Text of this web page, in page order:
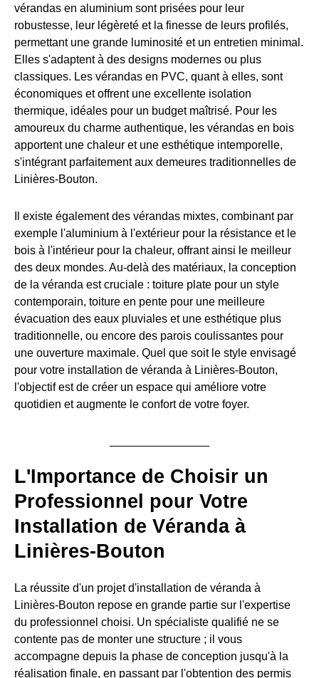
vérandas en aluminium sont prisées pour leur
robustesse, leur légèreté et la finesse de leurs profilés,
permettant une grande luminosité et un entretien minimal.
Elles s'adaptent à des designs modernes ou plus
classiques. Les vérandas en PVC, quant à elles, sont
économiques et offrent une excellente isolation
thermique, idéales pour un budget maîtrisé. Pour les
amoureux du charme authentique, les vérandas en bois
apportent une chaleur et une esthétique intemporelle,
s'intégrant parfaitement aux demeures traditionnelles de
Linières-Bouton.
Il existe également des vérandas mixtes, combinant par
exemple l'aluminium à l'extérieur pour la résistance et le
bois à l'intérieur pour la chaleur, offrant ainsi le meilleur
des deux mondes. Au-delà des matériaux, la conception
de la véranda est cruciale : toiture plate pour un style
contemporain, toiture en pente pour une meilleure
évacuation des eaux pluviales et une esthétique plus
traditionnelle, ou encore des parois coulissantes pour
une ouverture maximale. Quel que soit le style envisagé
pour votre installation de véranda à Linières-Bouton,
l'objectif est de créer un espace qui améliore votre
quotidien et augmente le confort de votre foyer.
L'Importance de Choisir un
Professionnel pour Votre
Installation de Véranda à
Linières-Bouton
La réussite d'un projet d'installation de véranda à
Linières-Bouton repose en grande partie sur l'expertise
du professionnel choisi. Un spécialiste qualifié ne se
contente pas de monter une structure ; il vous
accompagne depuis la phase de conception jusqu'à la
réalisation finale, en passant par l'obtention des permis